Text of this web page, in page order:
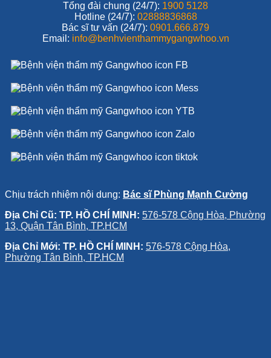
Tổng đài chung (24/7): 1900 5128
Hotline (24/7): 02888836868
Bác sĩ tư vấn (24/7): 0901.666.879
Email: info@benhvienthammygangwhoo.vn
Chịu trách nhiệm nội dung: Bác sĩ Phùng Mạnh Cường
Địa Chỉ Cũ: TP. HỒ CHÍ MINH: 576-578 Cộng Hòa, Phường
13, Quận Tân Bình, TP.HCM
Địa Chỉ Mới: TP. HỒ CHÍ MINH: 576-578 Cộng Hòa,
Phường Tân Bình, TP.HCM